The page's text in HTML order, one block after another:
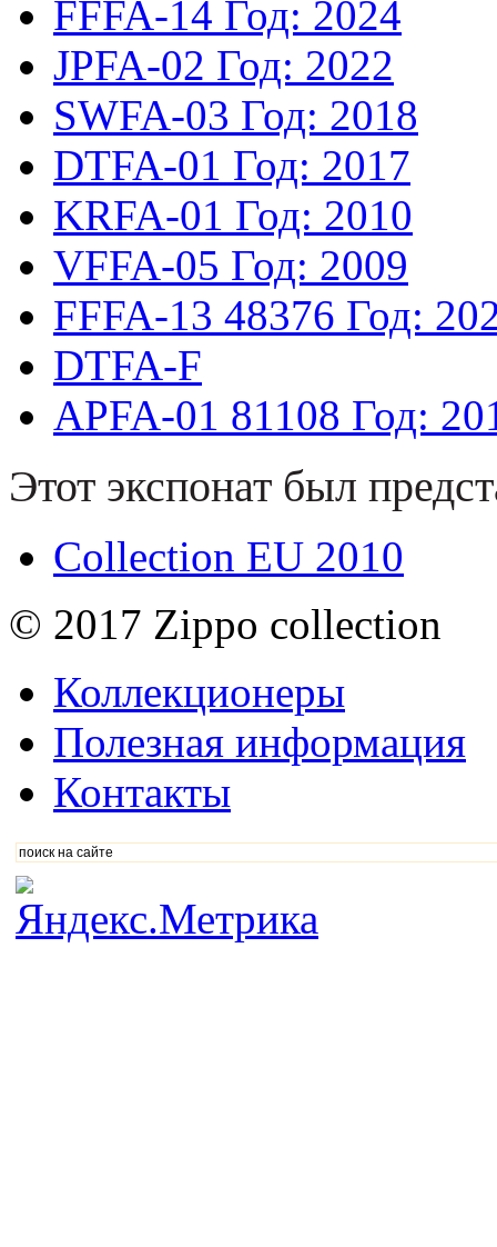
FFFA-14 Год: 2024
JPFA-02 Год: 2022
SWFA-03 Год: 2018
DTFA-01 Год: 2017
KRFA-01 Год: 2010
VFFA-05 Год: 2009
FFFA-13 48376 Год:
DTFA-F
APFA-01 81108 Год:
Этот экспонат был
Collection EU 2010
© 2017 Zippo collection
Коллекционеры
Полезная информация
Контакты